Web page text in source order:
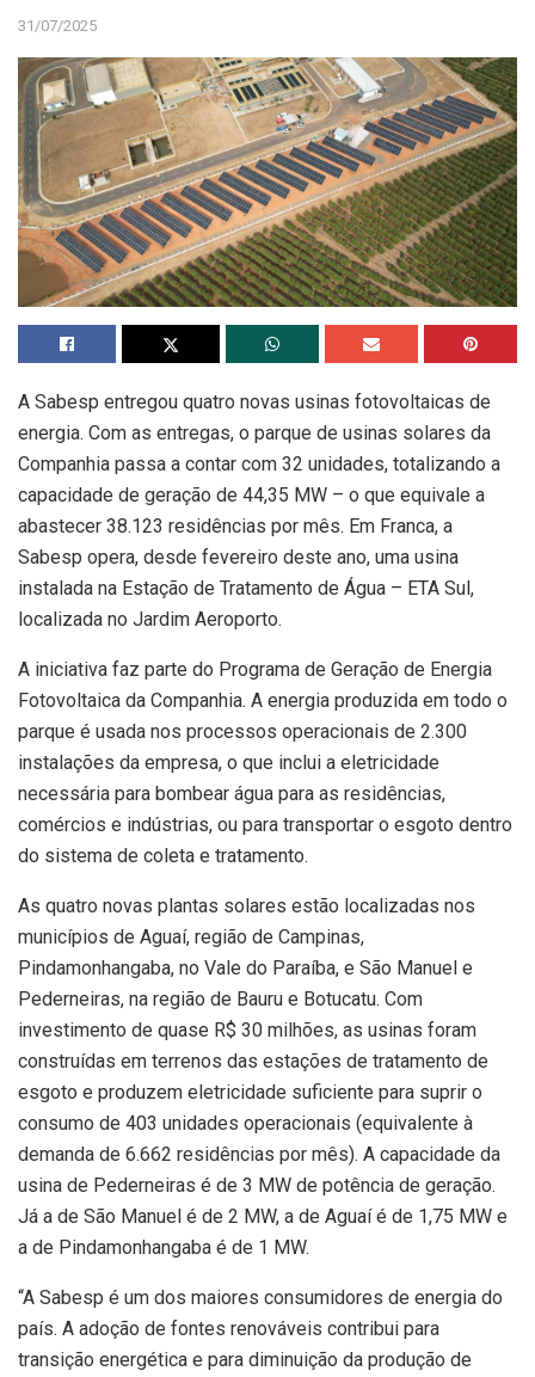
31/07/2025
A Sabesp entregou quatro novas usinas fotovoltaicas de
energia. Com as entregas, o parque de usinas solares da
Companhia passa a contar com 32 unidades, totalizando a
capacidade de geração de 44,35 MW – o que equivale a
abastecer 38.123 residências por mês. Em Franca, a
Sabesp opera, desde fevereiro deste ano, uma usina
instalada na Estação de Tratamento de Água – ETA Sul,
localizada no Jardim Aeroporto.
A iniciativa faz parte do Programa de Geração de Energia
Fotovoltaica da Companhia. A energia produzida em todo o
parque é usada nos processos operacionais de 2.300
instalações da empresa, o que inclui a eletricidade
necessária para bombear água para as residências,
comércios e indústrias, ou para transportar o esgoto dentro
do sistema de coleta e tratamento.
As quatro novas plantas solares estão localizadas nos
municípios de Aguaí, região de Campinas,
Pindamonhangaba, no Vale do Paraíba, e São Manuel e
Pederneiras, na região de Bauru e Botucatu. Com
investimento de quase R$ 30 milhões, as usinas foram
construídas em terrenos das estações de tratamento de
esgoto e produzem eletricidade suficiente para suprir o
consumo de 403 unidades operacionais (equivalente à
demanda de 6.662 residências por mês). A capacidade da
usina de Pederneiras é de 3 MW de potência de geração.
Já a de São Manuel é de 2 MW, a de Aguaí é de 1,75 MW e
a de Pindamonhangaba é de 1 MW.
“A Sabesp é um dos maiores consumidores de energia do
país. A adoção de fontes renováveis contribui para
transição energética e para diminuição da produção de